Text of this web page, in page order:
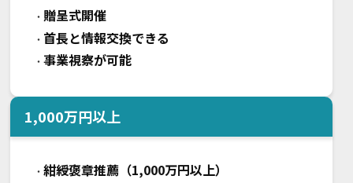
・ 贈呈式開催
・ 首長と情報交換できる
・事業視察が可能
1,000万円以上
・紺綬褒章推薦（1,000万円以上）